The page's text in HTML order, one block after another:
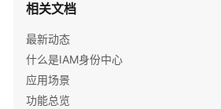
考
档
下
载
相关文档
最新动态
什么是IAM身份中心
应用场景
功能总览